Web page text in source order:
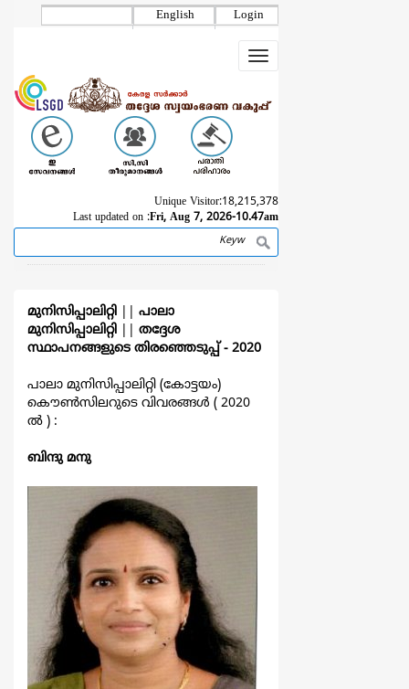
Login
English
Toggle
navigation
Unique Visitor:18,215,378
Last updated on :Fri, Aug 7, 2026-10.47am
Search
മുനിസിപ്പാലിറ്റി
പാലാ
മുനിസിപ്പാലിറ്റി
തദ്ദേശ
സ്ഥാപനങ്ങളുടെ തിരഞ്ഞെടുപ്പ്‌ - 2020
പാലാ മുനിസിപ്പാലിറ്റി (കോട്ടയം)
കൌൺസിലറുടെ വിവരങ്ങള്‍ ( 2020
ല്‍ ) :
ബിന്ദു മനു